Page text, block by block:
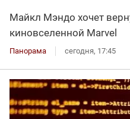
Майкл Мэндо хочет
киновселенной Marvel
Панорама сегодня, 17:45